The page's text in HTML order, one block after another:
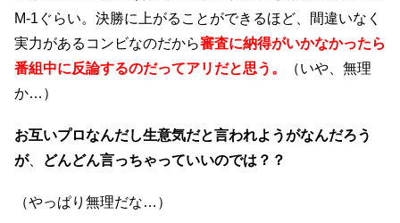
M-1ぐらい。決勝に上がることができるほど、間違いなく
実力があるコンビなのだから審査に納得がいかなかったら
番組中に反論するのだってアリだと思う。
（いや、無理
か…）
お互いプロなんだし生意気だと言われようがなんだろう
が、 どんどん言っちゃっていいのでは？？
（やっぱり無理だな…）